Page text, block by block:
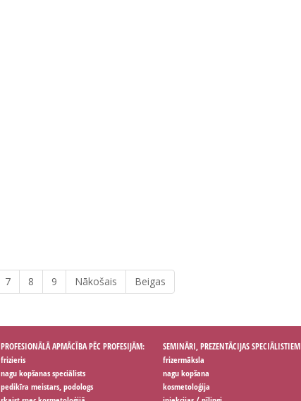
7 8 9 Nākošais Beigas
PROFESIONĀLĀ APMĀCĪBA PĒC PROFESIJĀM:
frizieris
nagu kopšanas speciālists
pedikīra meistars, podologs
SEMINĀRI, PREZENTĀCIJAS SPECIĀLISTIEM
frizermāksla
nagu kopšana
kosmetoloģija